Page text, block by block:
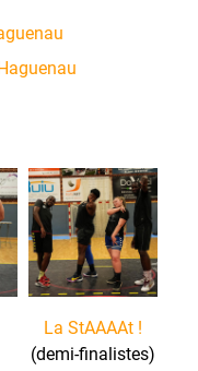
La StAAAAt !
(demi-finalistes)